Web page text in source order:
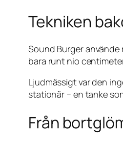
Tekniken
Sound Burger
bara runt nio
Ljudmässigt var den
stationär – en tanke
Från